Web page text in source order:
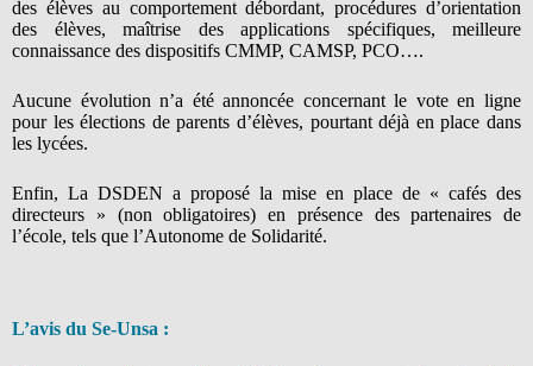
des élèves au comportement débordant, procédures d’orientation
des élèves, maîtrise des applications spécifiques, meilleure
connaissance des dispositifs CMMP, CAMSP, PCO….
Aucune évolution n’a été annoncée concernant le vote en ligne
pour les élections de parents d’élèves, pourtant déjà en place dans
les lycées.
Enfin, La DSDEN a proposé la mise en place de « cafés des
directeurs » (non obligatoires) en présence des partenaires de
l’école, tels que l’Autonome de Solidarité.
L’avis du Se-Unsa :